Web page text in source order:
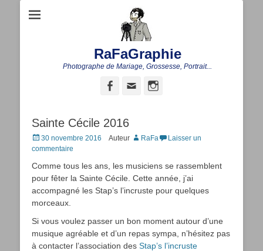
RaFaGraphie
Photographe de Mariage, Grossesse, Portrait...
Facebook
Adresse
Sainte Cécile 2016
Posted
on
30 novembre 2016 Auteur RaFa
Laisser un
commentaire
Comme tous les ans, les musiciens se rassemblent
pour fêter la Sainte Cécile. Cette année, j’ai
accompagné les Stap’s l’incruste pour quelques
morceaux.
Si vous voulez passer un bon moment autour d’une
musique agréable et d’un repas sympa, n’hésitez pas
à contacter l’association des Stap’s l’incruste